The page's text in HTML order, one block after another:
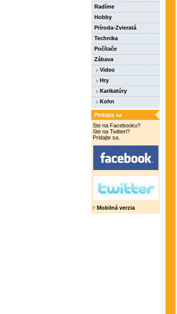
Radíme
Hobby
Príroda-Zvieratá
Technika
Počítače
Zábava
Video
Hry
Karikatúry
Kohn
Pridajte sa
Ste na Facebooku?
Ste na Twitteri?
Pridajte sa.
Mobilná verzia